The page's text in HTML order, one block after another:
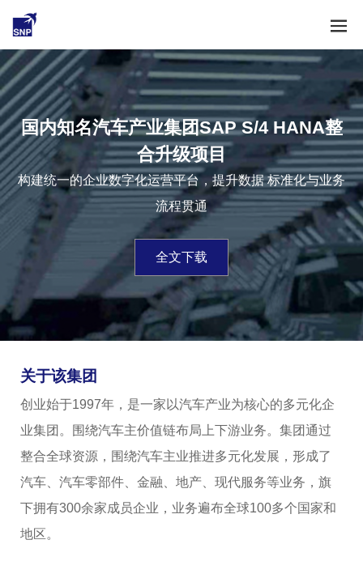
国内知名汽车产业集团SAP S/4 HANA整
合升级项目
构建统一的企业数字化运营平台，提升数据 标准化与业务
流程贯通
全文下载
关于该集团
创业始于1997年，是一家以汽车产业为核心的多元化企
业集团。围绕汽车主价值链布局上下游业务。集团通过
整合全球资源，围绕汽车主业推进多元化发展，形成了
汽车、汽车零部件、金融、地产、现代服务等业务，旗
下拥有300余家成员企业，业务遍布全球100多个国家和
地区。